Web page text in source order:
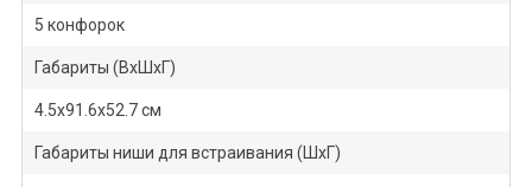
5 конфорок
Габариты (ВхШхГ)
4.5х91.6х52.7 см
Габариты ниши для встраивания (ШхГ)